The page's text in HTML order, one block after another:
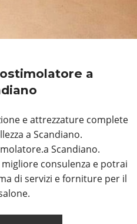
a
e attrezzature complete
a Scandiano.
Scandiano.
consulenza e potrai
di servizi e forniture per il